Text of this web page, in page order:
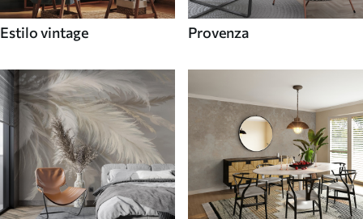
Estilo vintage Provenza